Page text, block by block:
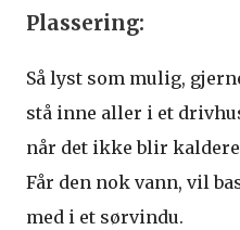
Plassering:
Så lyst som mulig,
stå inne aller i et
når det ikke blir kaldere
Får den nok vann, vil
med i et sørvindu.